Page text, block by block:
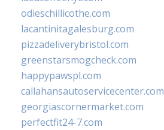
odieschillicothe.com
lacantinitagalesburg.com
pizzadeliverybristol.com
greenstarsmogcheck.com
happypawspl.com
callahansautoservicecenter.com
georgiascornermarket.com
perfectfit24-7.com